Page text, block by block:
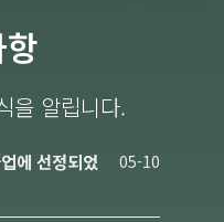
을 알립니다.
에 선정되었
05-10